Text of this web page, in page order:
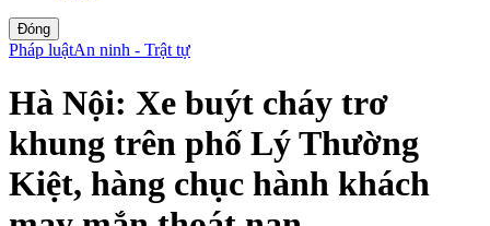
Đóng
Pháp luậtAn ninh - Trật tự
Hà Nội: Xe buýt cháy trơ
khung trên phố Lý Thường
Kiệt, hàng chục hành khách